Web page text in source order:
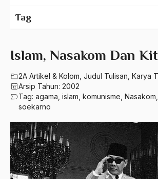
Islam, Nasakom Dan
2A Artikel & Kolom Judul Tulisan Karya
Arsip Tahun: 2002
Tag: agama islam komunisme Nasakom
soekarno
660 – Ilmu Seni, Desain dan Media
710 – Ilmu Pendidikan
900 – Rumpun Ilmu Lainnya
2023
2021
2020
2019
2018
2017
Tag
A. Mukti Ali
A. Mustofa Bisri
A. Yani
A.A. Baramudi
A.A. Navis
A.H Nasution
A.S